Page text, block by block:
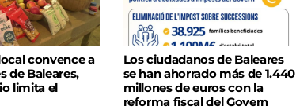
convence a
de Baleares,
limita el
Los ciudadanos de Baleares
se han ahorrado más de 1.440
millones de euros con la
reforma fiscal del Govern